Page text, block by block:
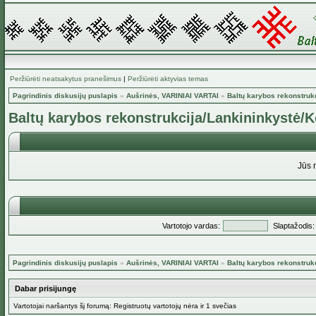
Peržiūrėti neatsakytus pranešimus | Peržiūrėti aktyvias temas
Pagrindinis diskusijų puslapis » Aušrinės, VARINIAI VARTAI » Baltų karybos
Baltų karybos rekonstrukcija/Lankininkystė/
Jūs
Vartotojo vardas: Slaptažodis:
Pagrindinis diskusijų puslapis » Aušrinės, VARINIAI VARTAI » Baltų karybos
Dabar prisijungę
Vartotojai naršantys šį forumą: Registruotų vartotojų nėra ir 1 svečias